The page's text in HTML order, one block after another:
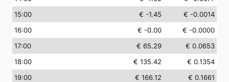
15:00 € -1.45
€ -0.0014
16:00 € -0.00
€ -0.0000
17:00 € 65.29
€ 0.0653
18:00 € 135.42
€ 0.1354
19:00 € 166.12
€ 0.1661